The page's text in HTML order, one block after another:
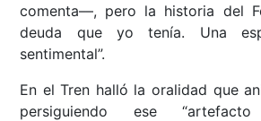
comenta––, pero la historia del
deuda que yo tenía. Una
sentimental”.
En el Tren halló la oralidad que
persiguiendo ese